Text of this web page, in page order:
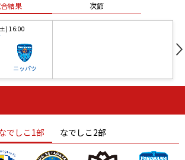
結果 次節
) 16:00
ニッパツ
名古屋
石人の星
静岡 愛媛Ｌ
でしこ1部 なでしこ2部